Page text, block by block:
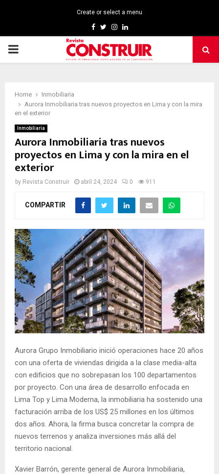
Create or select a menu
Facebook
TwitterInstagram
Linkedin
PRIMARY
Home
Inmobiliaria
Aurora Inmobiliaria tras nuevos proyectos en Lima y con la mira
en el exterior
Inmobiliaria
Aurora Inmobiliaria tras nuevos
proyectos en Lima y con la mira en el
exterior
by Revista Construir abril 24, 2024 0 911
COMPARTIR
Aurora Grupo Inmobiliario inició operaciones hace 20 años
con una oferta de viviendas dirigida a la clase media-alta
con edificios que no sobrepasan los 100 departamentos
por proyecto. Con una área de desarrollo enfocada en
Lima Top y Lima Moderna, la inmobiliaria ha sostenido una
facturación arriba de los US$ 25 millones en los últimos
dos años. Ahora, la firma busca concretar la compra de
nuevos terrenos y analiza inversiones más allá del
territorio nacional.
Xavier Barrón, gerente general de Aurora Inmobiliaria,